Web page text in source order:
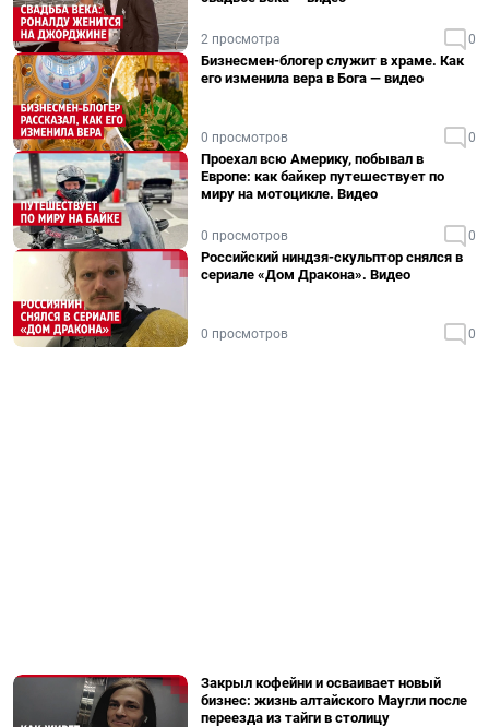
2 просмотра 0
Бизнесмен-блогер служит в храме. Как
его изменила вера в Бога — видео
0 просмотров 0
Проехал всю Америку, побывал в
Европе: как байкер путешествует по
миру на мотоцикле. Видео
0 просмотров 0
Российский ниндзя-скульптор снялся в
сериале «Дом Дракона». Видео
0 просмотров 0
Закрыл кофейни и осваивает новый
бизнес: жизнь алтайского Маугли после
переезда из тайги в столицу